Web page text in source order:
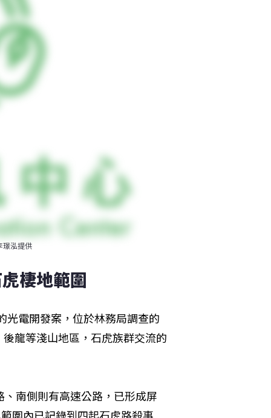
璟泓提供
棲地範圍
光電開發案，位於林務局調查的
龍等淺山地區，石虎族群交流的
南側則有高速公路，已形成屏